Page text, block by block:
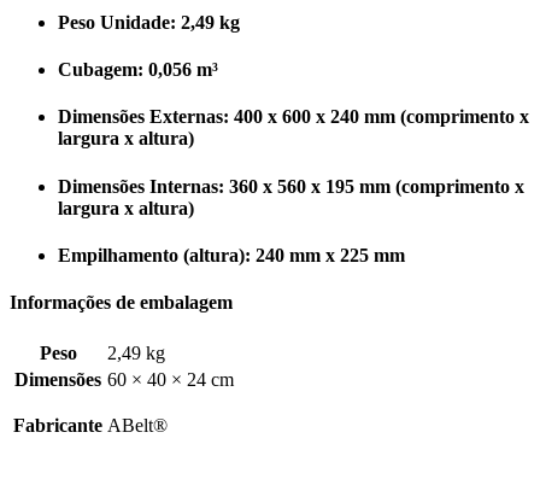
Peso Unidade: 2,49 kg
Cubagem: 0,056 m³
Dimensões Externas: 400 x 600 x 240 mm (comprimento x
largura x altura)
Dimensões Internas: 360 x 560 x 195 mm (comprimento x
largura x altura)
Empilhamento (altura): 240 mm x 225 mm
Informações de embalagem
Peso
2,49 kg
Dimensões 60 × 40 × 24 cm
Fabricante ABelt®